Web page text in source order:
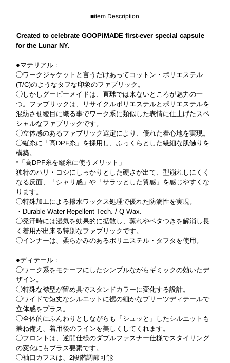
■item Description
Created to celebrate GOOPiMADE first-ever special capsule
for the Lunar NY.
●マテリアル :
◯ワークジャケットと言うだけあってコットン・ポリエステル
(T/C)のようなタフな印象のファブリック。
◯しかしグーピーメイドは、直球では来ないところが魅力の一
つ。ファブリックは、リサイクルポリエステルとポリエステルを
混紡させ綾目に織る事でワーク系に類似した表情に仕上げたスペ
シャルなファブリックです。
◯立体感のあるファブリック選定により、優れた着心地を実現。
◯縦糸に「高DPF糸」を採用し、ふっくらとした繊細な肌触りを
構築。
*「高DPF糸を縦糸に使うメリット」
独特のハリ・コシにしっかりとした硬さが出て、型崩れしにくく
なる反面、「シャリ感」や「サラッとした質感」を感じやすくな
ります。
◯特殊加工による撥水ワックス処理で優れた防滴性を実現。
・Durable Water Repellent Tech. / Q Wax.
◯発汗時には湿気を効果的に拡散し、蒸れやベタつきを解消し長
く着用が出来る特別なファブリックです。
◯インナーは、柔らかみのあるポリエステル・タフタを使用。
●ディテール :
◯ワーク系をモチーフにしたシンプルながらギミックの効いたデ
ザイン。
◯特殊な襟型が留め具でスタンドカラーに変化する設計。
◯ワイドで短丈なシルエットに裾の細かなプリーツディテールで
立体感をプラス。
◯全体的にふんわりとしながらも「シュッと」したシルエットも
兼ね備え、着用後のラインを美しくしてくれます。
◯フロントは、逆開仕様のダブルファスナー仕様でスタイリング
の変化にもプラス要素です。
◯袖口カフスは、2段階調節可能